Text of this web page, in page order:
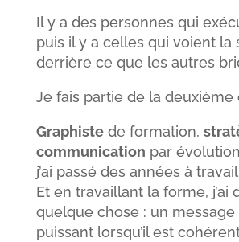
Il y a des personnes qui
puis il y a celles qui voient la
derrière ce que les autres
Je fais partie de la deuxième
Graphistede formation,
communication par
j’ai passé des années à
Et en travaillant la forme, j’ai
quelque chose : un
puissant lorsqu’il est